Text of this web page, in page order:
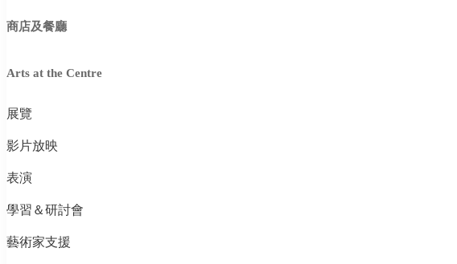
商店及餐廳
Arts at the Centre
展覽
影片放映
表演
學習＆研討會
藝術家支援